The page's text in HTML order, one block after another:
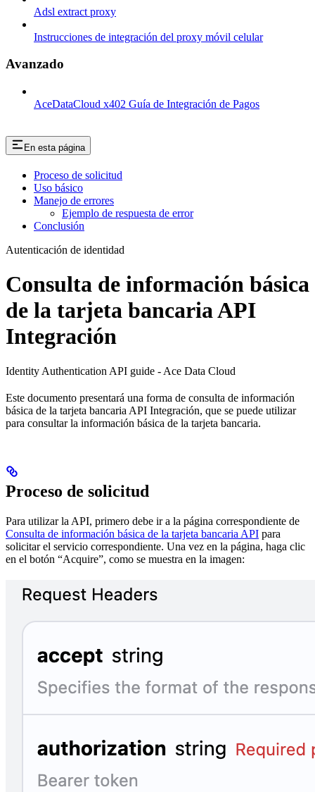
Adsl extract proxy
Instrucciones de integración del proxy móvil celular
Avanzado
AceDataCloud x402 Guía de Integración de Pagos
En esta página
Proceso de solicitud
Uso básico
Manejo de errores
Ejemplo de respuesta de error
Conclusión
Autenticación de identidad
Consulta de información básica
de la tarjeta bancaria API
Integración
Identity Authentication API guide - Ace Data Cloud
Este documento presentará una forma de consulta de información
básica de la tarjeta bancaria API Integración, que se puede utilizar
para consultar la información básica de la tarjeta bancaria.
Proceso de solicitud
Para utilizar la API, primero debe ir a la página correspondiente de
Consulta de información básica de la tarjeta bancaria API para
solicitar el servicio correspondiente. Una vez en la página, haga clic
en el botón “Acquire”, como se muestra en la imagen: